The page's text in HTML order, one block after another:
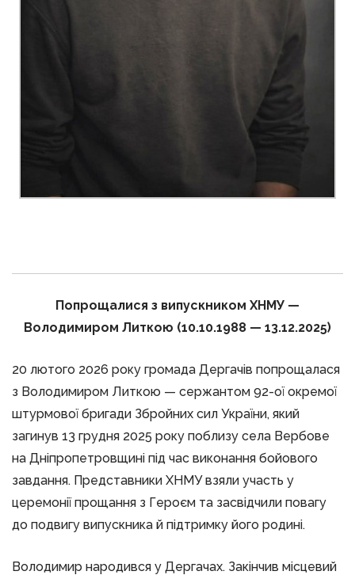
Попрощалися з випускником ХНМУ —
Володимиром Литкою (10.10.1988 — 13.12.2025)
20 лютого 2026 року громада Дергачів попрощалася
з Володимиром Литкою — сержантом 92-ої окремої
штурмової бригади Збройних сил України, який
загинув 13 грудня 2025 року поблизу села Вербове
на Дніпропетровщині під час виконання бойового
завдання. Представники ХНМУ взяли участь у
церемонії прощання з Героєм та засвідчили повагу
до подвигу випускника й підтримку його родині.
Володимир народився у Дергачах. Закінчив місцевий